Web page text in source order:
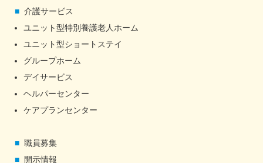
介護サービス
ユニット型特別養護老人ホーム
ユニット型ショートステイ
グループホーム
デイサービス
ヘルパーセンター
ケアプランセンター
職員募集
開示情報